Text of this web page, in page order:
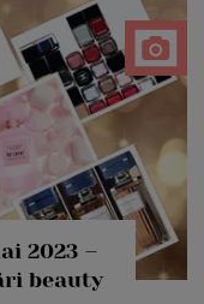
2023 –
beauty